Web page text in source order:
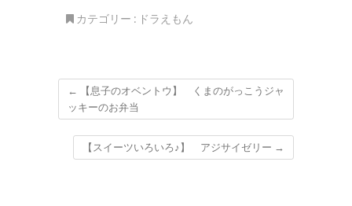
カテゴリー : ドラえもん
←
【息子のオベントウ】 くまのがっこうジャ
ッキーのお弁当
【スイーツいろいろ♪】 アジサイゼリー →